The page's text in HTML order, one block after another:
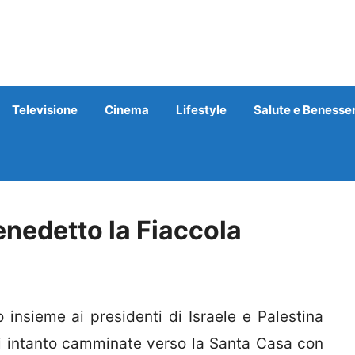
Televisione Cinema Lifestyle Salute e
la Fiaccola
insieme ai presidenti di Israele e Palestina
camminate verso la Santa Casa con